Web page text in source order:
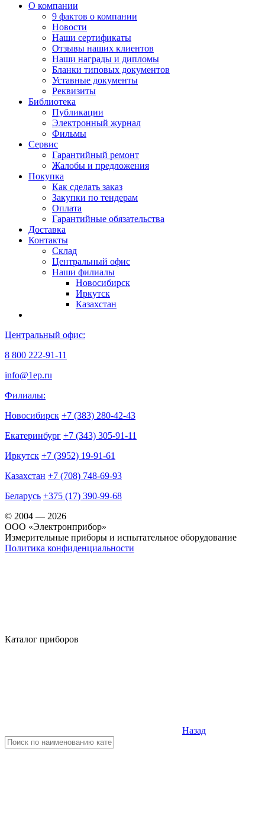
О компании
9 фактов о компании
Новости
Наши сертификаты
Отзывы наших клиентов
Наши награды и дипломы
Бланки типовых документов
Уставные документы
Реквизиты
Библиотека
Публикации
Электронный журнал
Фильмы
Сервис
Гарантийный ремонт
Жалобы и предложения
Покупка
Как сделать заказ
Закупки по тендерам
Оплата
Гарантийные обязательства
Доставка
Контакты
Склад
Центральный офис
Наши филиалы
Новосибирск
Иркутск
Казахстан
Центральный офис:
8 800 222-91-11
info@1ep.ru
Филиалы:
Новосибирск +7 (383) 280-42-43
Екатеринбург +7 (343) 305-91-11
Иркутск +7 (3952) 19-91-61
Казахстан +7 (708) 748-69-93
Беларусь +375 (17) 390-99-68
© 2004 — 2026
OOO «Электронприбор»
Измерительные приборы и испытательное оборудование
Политика конфиденциальности
Каталог приборов
Назад